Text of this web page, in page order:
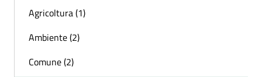
Agricoltura (1)
Ambiente (2)
Comune (2)